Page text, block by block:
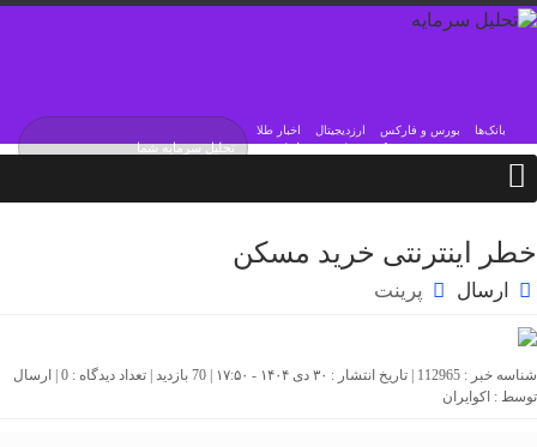
اخبار طلا ارزدیجیتال بورس و فارکس بانک‌ها
یکشنبه / ۱۸ مرداد / ۱۴۰۵
خطر اینترنتی خرید مسکن
ارسال پرینت
شناسه خبر : 112965 | تاریخ انتشار : ۳۰ دی ۱۴۰۴ - ۱۷:۵۰ | 70 بازدید | تعداد دیدگاه : 0 | ارسال
توسط : اکوایران